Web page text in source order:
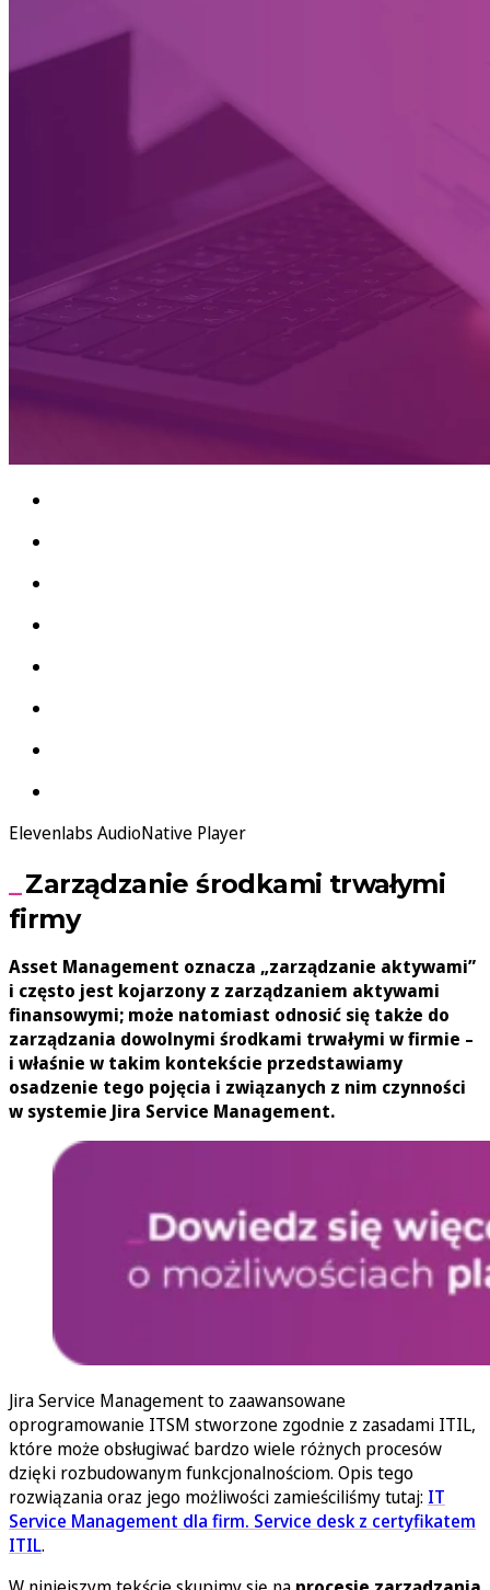
Elevenlabs AudioNative Player
Zarządzanie środkami trwałymi
firmy
Asset Management oznacza „zarządzanie aktywami”
i często jest kojarzony z zarządzaniem aktywami
finansowymi; może natomiast odnosić się także do
zarządzania dowolnymi środkami trwałymi w firmie –
i właśnie w takim kontekście przedstawiamy
osadzenie tego pojęcia i związanych z nim czynności
w systemie Jira Service Management.
Jira Service Management to zaawansowane
oprogramowanie ITSM stworzone zgodnie z zasadami ITIL,
które może obsługiwać bardzo wiele różnych procesów
dzięki rozbudowanym funkcjonalnościom. Opis tego
rozwiązania oraz jego możliwości zamieściliśmy tutaj: IT
Service Management dla firm. Service desk z certyfikatem
ITIL.